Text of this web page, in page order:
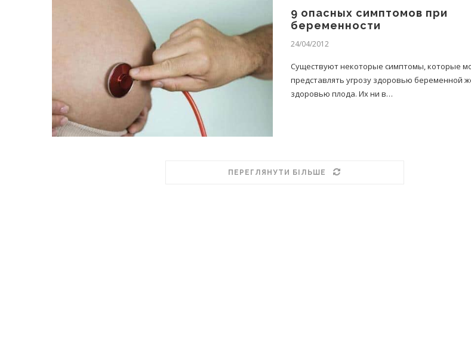
9 опасных симптомов при
беременности
24/04/2012
Существуют некоторые симптомы, которые
представлять угрозу здоровью беременной
здоровью плода. Их ни в…
ПЕРЕГЛЯНУТИ БІЛЬШЕ